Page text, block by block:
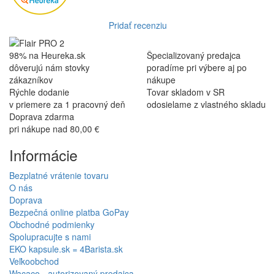
Pridať recenziu
98% na Heureka.sk
dôverujú nám stovky
zákazníkov
Špecializovaný predajca
poradíme pri výbere aj po
nákupe
Rýchle dodanie
v priemere za 1 pracovný deň
Tovar skladom v SR
odosielame z vlastného skladu
Doprava zdarma
pri nákupe nad 80,00 €
Informácie
Bezplatné vrátenie tovaru
O nás
Doprava
Bezpečná online platba GoPay
Obchodné podmienky
Spolupracujte s nami
EKO kapsule.sk = 4Barista.sk
Veľkoobchod